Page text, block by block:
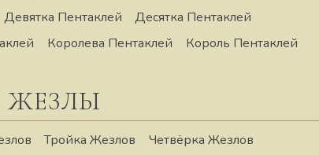
Девятка Пентаклей
Десятка Пентаклей
Королева Пентаклей Король Пентаклей
ЖЕЗЛЫ
Тройка Жезлов
Четвёрка Жезлов